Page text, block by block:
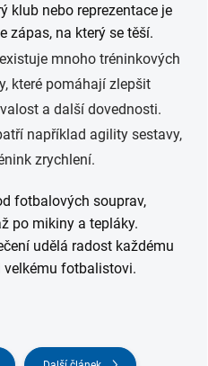
klub nebo reprezentace je
zápas, na který se těší.
existuje mnoho tréninkových
které pomáhají zlepšit
a další dovednosti.
například agility sestavy,
zrychlení.
fotbalových souprav,
po mikiny a tepláky.
udělá radost každému
fotbalistovi.